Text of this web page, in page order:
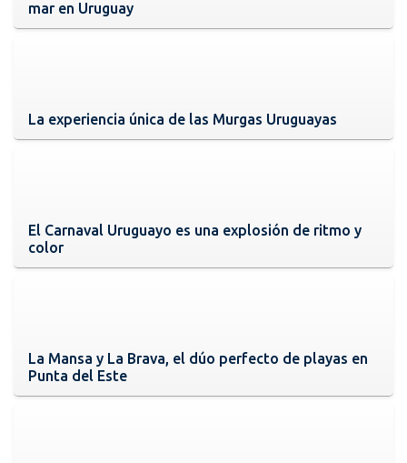
mar en Uruguay
La experiencia única de las Murgas Uruguayas
El Carnaval Uruguayo es una explosión de ritmo y
color
La Mansa y La Brava, el dúo perfecto de playas en
Punta del Este